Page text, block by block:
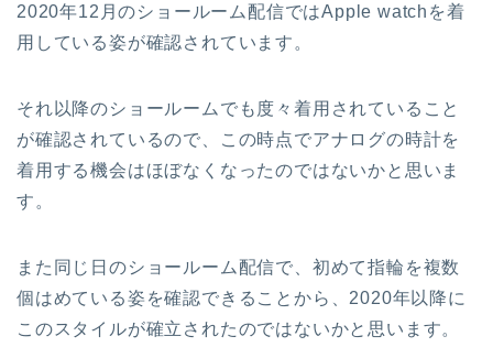
2020年12月のショールーム配信ではApple watchを着
用している姿が確認されています。
それ以降のショールームでも度々着用されていること
が確認されているので、この時点でアナログの時計を
着用する機会はほぼなくなったのではないかと思いま
す。
また同じ日のショールーム配信で、初めて指輪を複数
個はめている姿を確認できることから、2020年以降に
このスタイルが確立されたのではないかと思います。